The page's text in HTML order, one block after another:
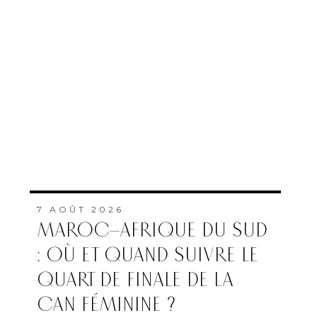
7 AOÛT 2026
MAROC–AFRIQUE DU SUD
: OÙ ET QUAND SUIVRE LE
QUART DE FINALE DE LA
CAN FÉMININE ?